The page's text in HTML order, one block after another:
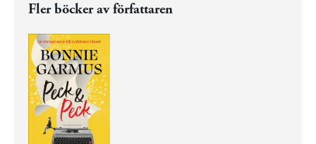
Fler böcker av författaren